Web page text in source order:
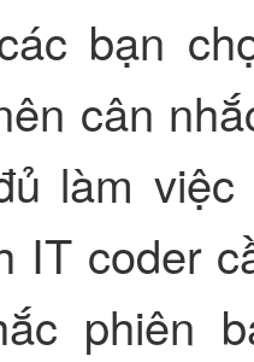
bạn
cân
làm việc
IT coder
phiên